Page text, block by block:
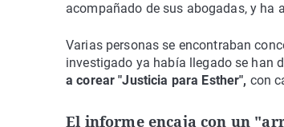
acompañado de sus abogadas, y ha
Varias personas se encontraban
investigado ya había llegado se han
a corear "Justicia para Esther", con
El informe encaja con un